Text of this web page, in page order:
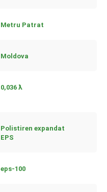
Metru Patrat
Moldova
0,036 ƛ
Polistiren expandat
EPS
eps-100